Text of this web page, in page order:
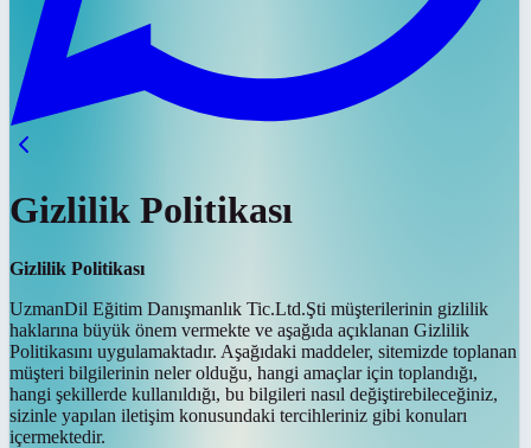
Gizlilik Politikası
Gizlilik Politikası
UzmanDil Eğitim Danışmanlık Tic.Ltd.Şti müşterilerinin gizlilik
haklarına büyük önem vermekte ve aşağıda açıklanan Gizlilik
Politikasını uygulamaktadır. Aşağıdaki maddeler, sitemizde toplanan
müşteri bilgilerinin neler olduğu, hangi amaçlar için toplandığı,
hangi şekillerde kullanıldığı, bu bilgileri nasıl değiştirebileceğiniz,
sizinle yapılan iletişim konusundaki tercihleriniz gibi konuları
içermektedir.